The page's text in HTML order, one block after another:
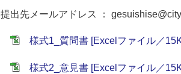
提出先メールアドレス ：
様式1_質問書 [Excelファイル／
様式2_意見書 [Excelファイル／